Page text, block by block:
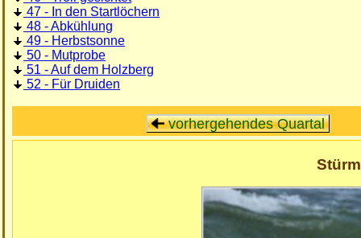
47 - In den Startlöchern
48 - Abkühlung
49 - Herbstsonne
50 - Mutprobe
51 - Auf dem Holzberg
52 - Für Druiden
vorhergehendes Quartal